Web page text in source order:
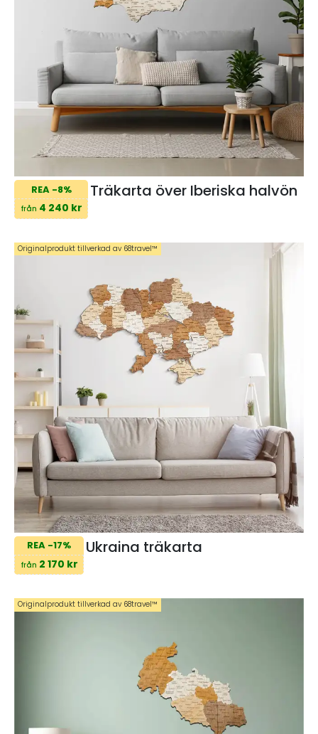
REA -8%
från 4 240 kr
Träkarta över Iberiska halvön
REA -17%
från 2 170 kr
Ukraina träkarta
Originalprodukt tillverkad av 68travel™️
Originalprodukt tillverkad av 68travel™️